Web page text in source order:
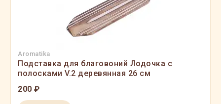
Aromatika
Подставка для благовоний Лодочка с
полосками V.2 деревянная 26 см
200 ₽